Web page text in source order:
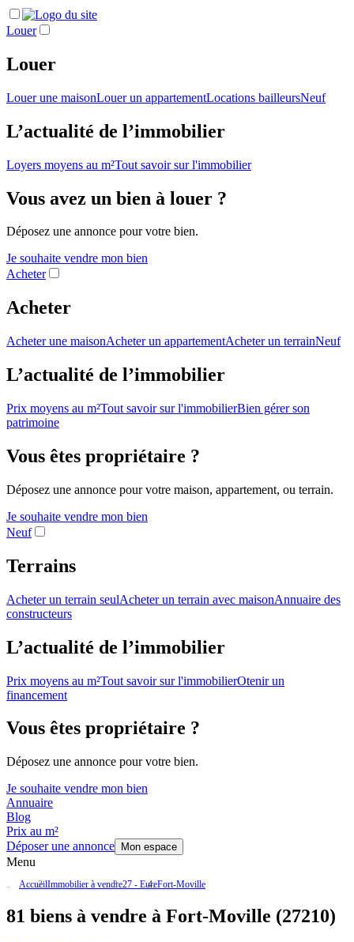
Louer
Louer
Louer une maisonLouer un appartementLocations bailleursNeuf
L’actualité de l’immobilier
Loyers moyens au m²Tout savoir sur l'immobilier
Vous avez un bien à louer ?
Déposez une annonce pour votre bien.
Je souhaite vendre mon bien
Acheter
Acheter
Acheter une maisonAcheter un appartementAcheter un terrainNeuf
L’actualité de l’immobilier
Prix moyens au m²Tout savoir sur l'immobilierBien gérer son
patrimoine
Vous êtes propriétaire ?
Déposez une annonce pour votre maison, appartement, ou terrain.
Je souhaite vendre mon bien
Neuf
Terrains
Acheter un terrain seulAcheter un terrain avec maisonAnnuaire des
constructeurs
L’actualité de l’immobilier
Prix moyens au m²Tout savoir sur l'immobilierOtenir un
financement
Vous êtes propriétaire ?
Déposez une annonce pour votre bien.
Je souhaite vendre mon bien
Annuaire
Blog
Prix au m²
Déposer une annonce
Mon espace
Menu
AccueilImmobilier à vendre27 - EureFort-Moville
81 biens à vendre à Fort-Moville (27210)